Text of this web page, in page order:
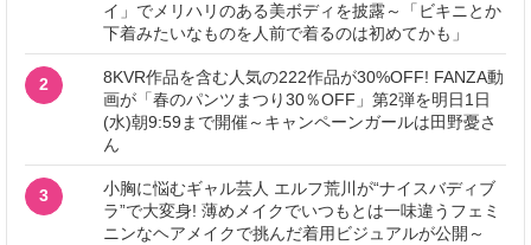
イ」でメリハリのある美ボディを披露～「ビキニとか
下着みたいなものを人前で着るのは初めてかも」
2
8KVR作品を含む人気の222作品が30%OFF! FANZA動
画が「春のパンツまつり30％OFF」第2弾を明日1日
(水)朝9:59まで開催～キャンペーンガールは田野憂さ
ん
3
小胸に悩むギャル芸人 エルフ荒川が“ナイスバディブ
ラ”で大変身! 薄めメイクでいつもとは一味違うフェミ
ニンなヘアメイクで挑んだ着用ビジュアルが公開～